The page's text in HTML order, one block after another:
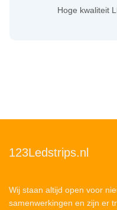
Hoge kwaliteit
123Ledstrips.nl
Wij staan altijd open voor
samenwerkingen en zijn er